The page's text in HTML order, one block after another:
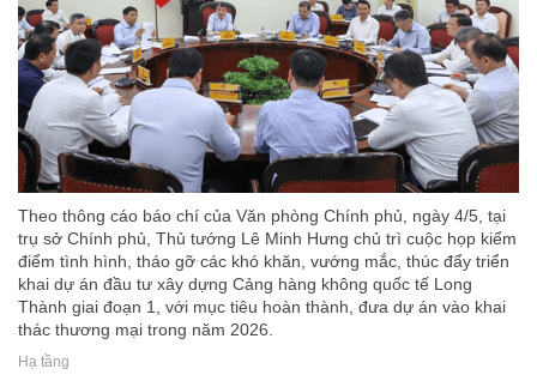
Theo thông cáo báo chí của Văn phòng Chính phủ, ngày 4/5, tại
trụ sở Chính phủ, Thủ tướng Lê Minh Hưng chủ trì cuộc họp kiểm
điểm tình hình, tháo gỡ các khó khăn, vướng mắc, thúc đẩy triển
khai dự án đầu tư xây dựng Cảng hàng không quốc tế Long
Thành giai đoạn 1, với mục tiêu hoàn thành, đưa dự án vào khai
thác thương mại trong năm 2026.
Hạ tầng